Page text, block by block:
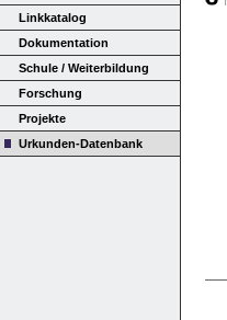
Linkkatalog
Dokumentation
Schule / Weiterbildung
Forschung
Projekte
Urkunden-Datenbank